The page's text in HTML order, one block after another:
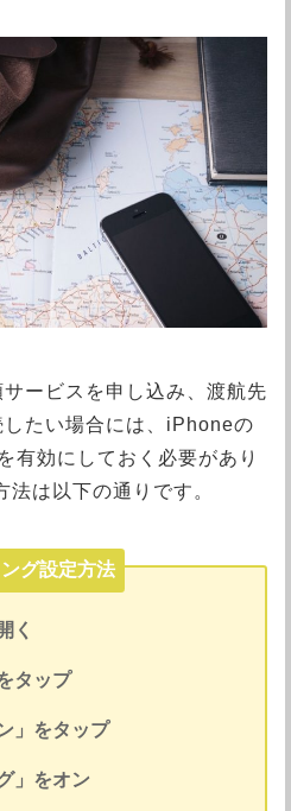
ービスを申し込み、渡航先
たい場合には、iPhoneの
を有効にしておく必要があり
は以下の通りです。
グ設定方法
く
タップ
」をタップ
」をオン